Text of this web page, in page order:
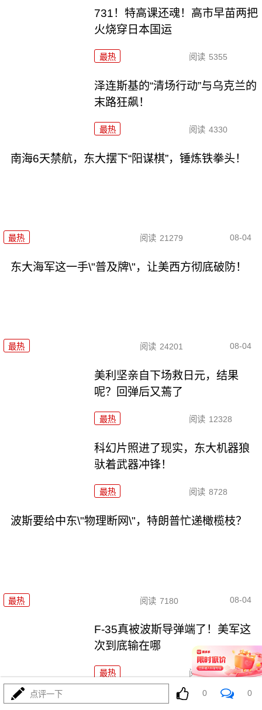
731！特高课还魂！高市早苗两把
火烧穿日本国运
最热 阅读 5355
泽连斯基的“清场行动”与乌克兰的
末路狂飙！
最热 阅读 4330
南海6天禁航，东大摆下“阳谋棋”，锤炼铁拳头！
最热 阅读 21279 08-04
东大海军这一手\"普及牌\"，让美西方彻底破防！
最热 阅读 24201 08-04
美利坚亲自下场救日元，结果
呢？回弹后又蔫了
最热 阅读 12328
科幻片照进了现实，东大机器狼
驮着武器冲锋！
最热 阅读 8728
波斯要给中东\"物理断网\"，特朗普忙递橄榄枝？
最热 阅读 7180 08-04
F-35真被波斯导弹端了！美军这
次到底输在哪
最热 阅读 6995
马、特和好，美中期选举这盘大
点评一下 0 0